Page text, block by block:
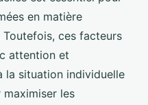
en matière
Toutefois, ces facteurs
attention et
la situation individuelle
les